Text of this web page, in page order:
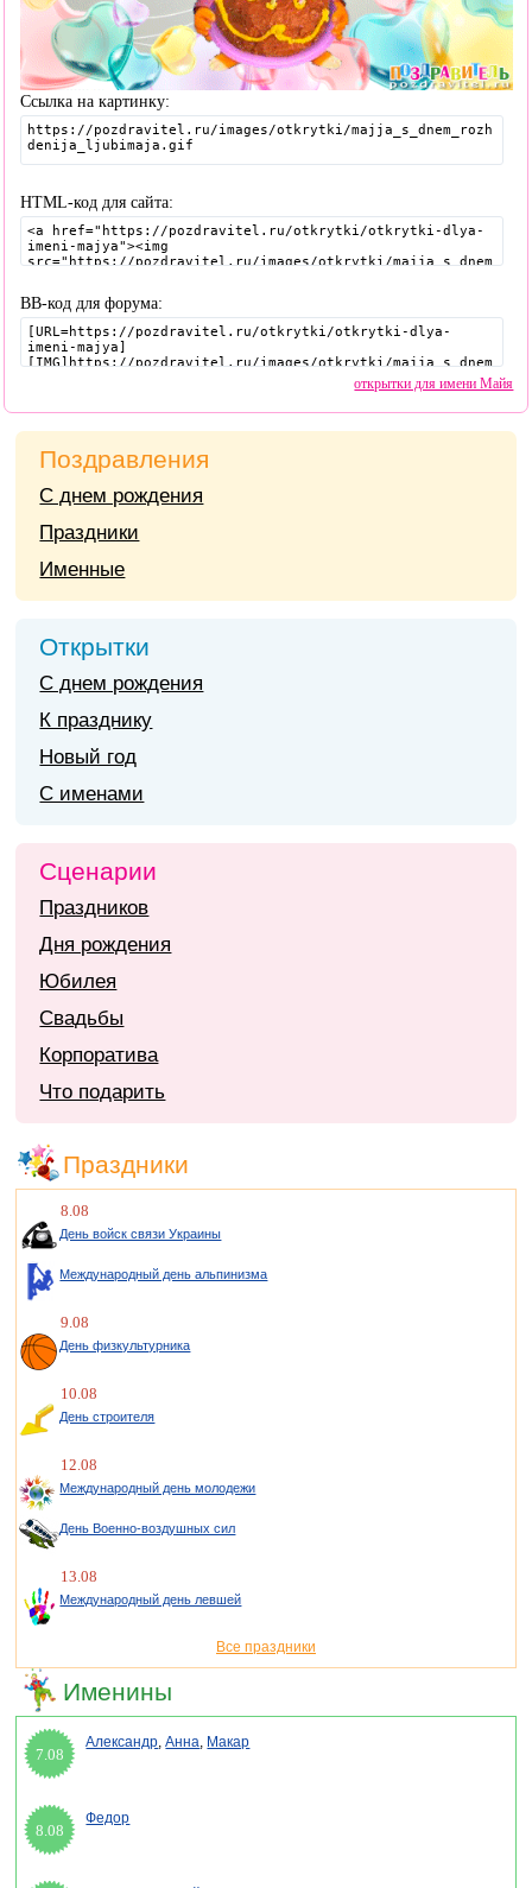
Ссылка на картинку:
HTML-код для сайта:
BB-код для форума:
открытки для имени Майя
Поздравления
С днем рождения
Праздники
Именные
Открытки
С днем рождения
К празднику
Новый год
С именами
Сценарии
Праздников
Дня рождения
Юбилея
Свадьбы
Корпоратива
Что подарить
Праздники
8.08
День войск связи Украины
Международный день альпинизма
9.08
День физкультурника
10.08
День строителя
12.08
Международный день молодежи
День Военно-воздушных сил
13.08
Международный день левшей
Все праздники
Именины
7.08
Александр,Анна, Макар
8.08
Федор